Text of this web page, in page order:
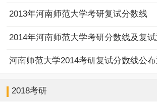
2013年河南师范大学考研复试分数线
2014年河南师范大学考研分数线及复
河南师范大学2014考研复试分数线公
2018考研